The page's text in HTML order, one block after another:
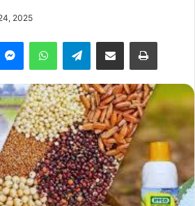
2025
Telegram